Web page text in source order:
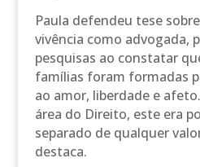
Paula defendeu tese
vivência como advogada,
pesquisas ao constatar
famílias foram formadas
ao amor, liberdade e
área do Direito, este era
separado de qualquer
destaca.